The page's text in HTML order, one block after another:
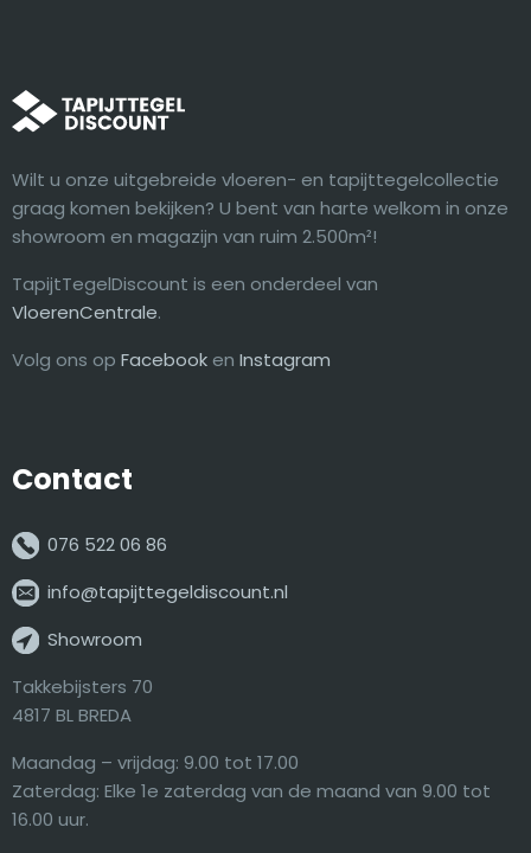
Wilt u onze uitgebreide vloeren- en tapijttegelcollectie
graag komen bekijken? U bent van harte welkom in onze
showroom en magazijn van ruim 2.500m²!
TapijtTegelDiscount is een onderdeel van
VloerenCentrale.
Volg ons op Facebook en Instagram
Contact
076 522 06 86
info@tapijttegeldiscount.nl
Showroom
Takkebijsters 70
4817 BL BREDA
Maandag – vrijdag: 9.00 tot 17.00
Zaterdag: Elke 1e zaterdag van de maand van 9.00 tot
16.00 uur.